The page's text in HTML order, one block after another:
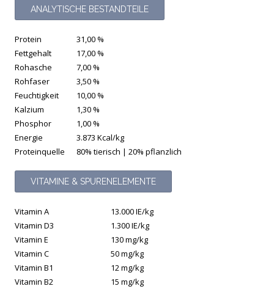
ANALYTISCHE BESTANDTEILE
Protein
31,00 %
Fettgehalt
17,00 %
Rohasche
7,00 %
Rohfaser
3,50 %
Feuchtigkeit
10,00 %
Kalzium
1,30 %
Phosphor
1,00 %
Energie
3.873 Kcal/kg
Proteinquelle
80% tierisch | 20% pflanzlich
VITAMINE & SPURENELEMENTE
Vitamin A
13.000 IE/kg
Vitamin D3
1.300 IE/kg
Vitamin E
130 mg/kg
Vitamin C
50 mg/kg
Vitamin B1
12 mg/kg
Vitamin B2
15 mg/kg